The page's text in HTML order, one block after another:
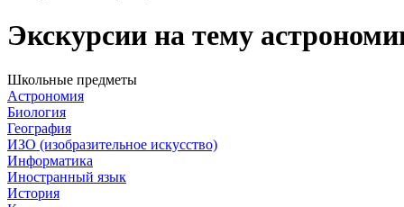
Экскурсии на тему
Школьные предметы
Астрономия
Биология
География
ИЗО (изобразительное искусство)
Информатика
Иностранный язык
История